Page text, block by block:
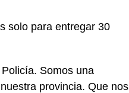
solo para entregar 30
Somos una
provincia. Que nos